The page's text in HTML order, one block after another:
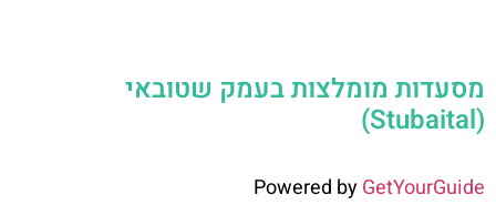
מסעדות מומלצות בעמק שטובאי
(Stubaital)
Powered byGetYourGuide